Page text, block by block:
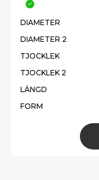
DIAMETER
DIAMETER 2
TJOCKLEK
TJOCKLEK 2
LÄNGD
FORM